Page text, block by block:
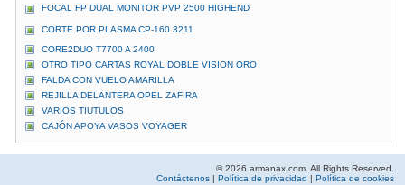
FOCAL FP DUAL MONITOR PVP 2500 HIGHEND
CORTE POR PLASMA CP-160 3211
CORE2DUO T7700 A 2400
OTRO TIPO CARTAS ROYAL DOBLE VISION ORO
FALDA CON VUELO AMARILLA
REJILLA DELANTERA OPEL ZAFIRA
VARIOS TIUTULOS
CAJÓN APOYA VASOS VOYAGER
© 2026 armanax.com. All Rights Reserved.
Contáctenos | Política de privacidad | Política de cookies